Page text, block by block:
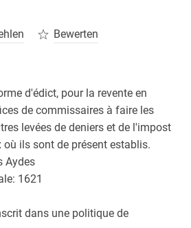
Bewerten
d'édict, pour la revente en
de commissaires à faire les
levées de deniers et de l'impost
où ils sont de présent establis.
Aydes
1621
dans une politique de